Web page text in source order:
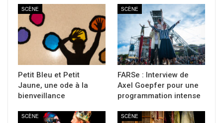
SCÈNE
Petit Bleu et Petit
Jaune, une ode à la
bienveillance
SCÈNE
FARSe : Interview de
Axel Goepfer pour une
programmation intense
SCÈNE SCÈNE